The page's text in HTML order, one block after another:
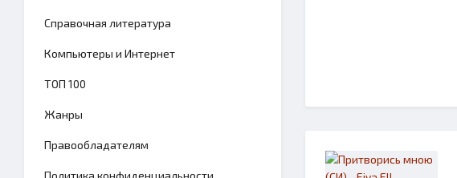
Справочная литература
Компьютеры и Интернет
TОП 100
Жанры
Правообладателям
Политика конфиденциальности